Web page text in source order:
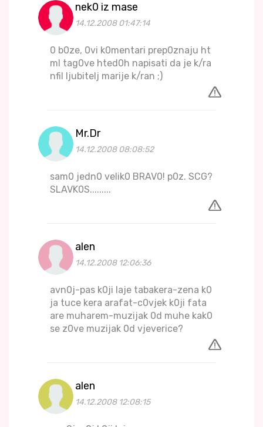
nek0 iz mase
14.12.2008 01:47:14
0 b0ze, 0vi k0mentari prep0znaju ht
ml tag0ve hted0h napisati da je k/ra
nfil ljubitelj marije k/ran ;)
Mr.Dr
14.12.2008 08:08:52
sam0 jedn0 velik0 BRAV0! p0z. SCG?
SLAVK0S.........
alen
14.12.2008 12:06:36
avn0j-pas k0ji laje tabakera-zena k0
ja tuce kera arafat-c0vjek k0ji fata
are muharem-muzijak 0d muhe kak0
se z0ve muzijak 0d vjeverice?
alen
14.12.2008 12:08:15